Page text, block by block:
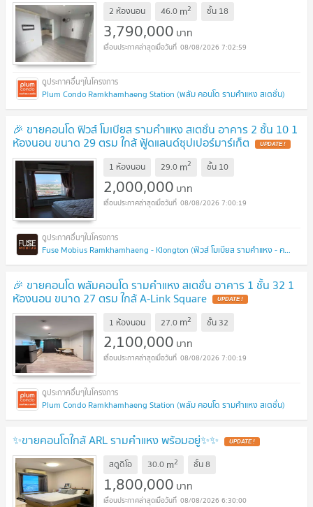
2 ห้องนอน 46.0 m2 ชั้น 18
3,790,000 บาท
08/08/2026 7:02:59
Plum Condo Ramkhamhaeng Station (พลัม คอนโด รามคำแหง สเตชั่น)
🎉 ขายคอนโด ฟิวส์ โมเบียส รามคำแหง สเตชั่น อาคาร 2 ชั้น 10 1
ห้องนอน ขนาด 29 ตรม ใกล้ ฟู้ดแลนด์ซุปเปอร์มาร์เก็ต UPDATE !
1 ห้องนอน 29.0 m2 ชั้น 10
2,000,000 บาท
08/08/2026 7:00:19
Fuse Mobius Ramkhamhaeng - Klongton (ฟิวส์ โมเบียส รามคำแหง - คลองตัน)
🎉 ขายคอนโด พลัมคอนโด รามคำแหง สเตชั่น อาคาร 1 ชั้น 32 1
ห้องนอน ขนาด 27 ตรม ใกล้ A-Link Square UPDATE !
1 ห้องนอน 27.0 m2 ชั้น 32
2,100,000 บาท
08/08/2026 7:00:19
Plum Condo Ramkhamhaeng Station (พลัม คอนโด รามคำแหง สเตชั่น)
✨️ขายคอนโดใกล้ ARL รามคำแหง พร้อมอยู่✨️✨️ UPDATE !
สตูดิโอ 30.0 m2 ชั้น8
1,800,000 บาท
08/08/2026 6:30:00